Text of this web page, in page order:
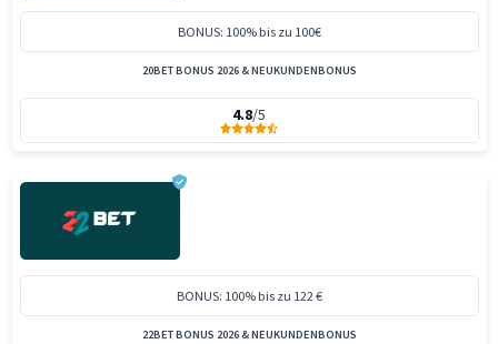
BONUS: 100% bis zu 100€
20BET BONUS 2026 & NEUKUNDENBONUS
4.8/5
BONUS: 100% bis zu 122 €
22BET BONUS 2026 & NEUKUNDENBONUS